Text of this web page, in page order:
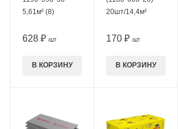
5,61м² (8)
628 ₽ /ШТ
В КОРЗИНУ
20шт/14,4м²
170 ₽ /ШТ
В КОРЗИНУ